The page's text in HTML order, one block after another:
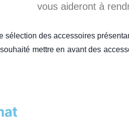
vous aideront à
sélection des accessoires
mettre en avant des